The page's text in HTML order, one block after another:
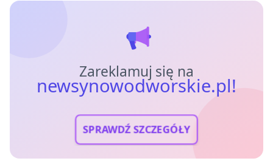
Zareklamuj się na
newsynowodworskie.pl!
SPRAWDŹ SZCZEGÓŁY